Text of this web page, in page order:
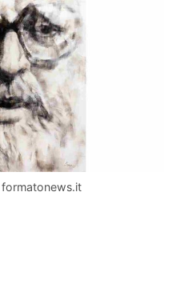
formatonews.it